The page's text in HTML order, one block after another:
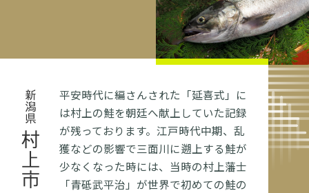
新潟県
村上市
平安時代に編さんされた「延喜式」に
は村上の鮭を朝廷へ献上していた記録
が残っております。江戸時代中期、乱
獲などの影響で三面川に遡上する鮭が
少なくなった時には、当時の村上藩士
「青砥武平治」が世界で初めての鮭の